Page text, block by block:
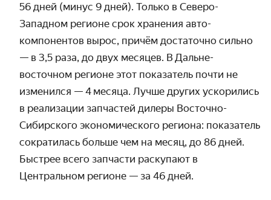
56 дней (минус 9 дней). Только в Северо-
Западном регионе срок хранения авто­
компонентов вырос, причём достаточно сильно
— в 3,5 раза, до двух месяцев. В Дальне­
восточном регионе этот показатель почти не
изменился — 4 месяца. Лучше других ускорились
в реализации запчастей дилеры Восточно-
Сибирского экономиче­ского региона: показатель
сократилась больше чем на месяц, до 86 дней.
Быстрее всего запчасти раскупают в
Центральном регионе — за 46 дней.